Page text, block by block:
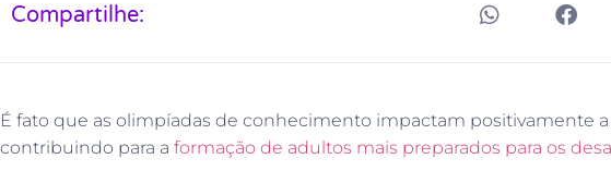
Compartilhe:
É fato que as olimpíadas de conhecimento impactam positivamente
contribuindo para a formação de adultos mais preparados para os